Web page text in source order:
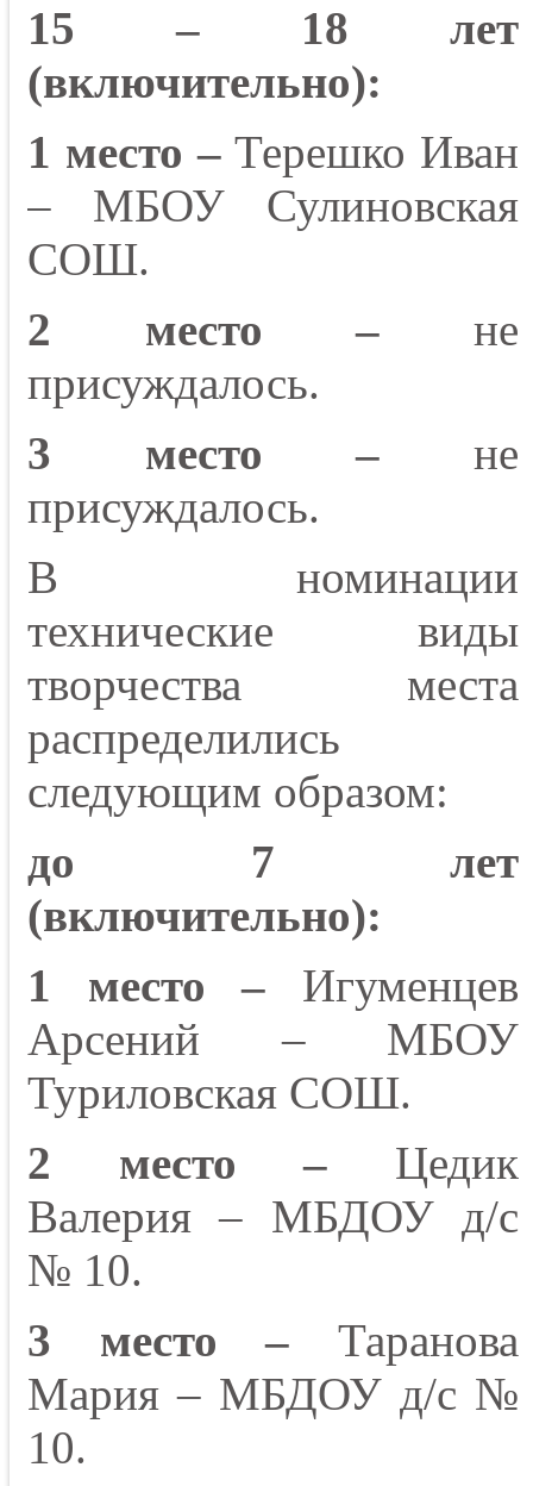
15 – 18 лет
(включительно):
1 место –Терешко Иван
– МБОУ Сулиновская
СОШ.
2 место – не
присуждалось.
3 место – не
присуждалось.
В номинации
технические виды
творчества места
распределились
следующим образом:
до 7 лет
(включительно):
1 место – Игуменцев
Арсений – МБОУ
Туриловская СОШ.
2 место – Цедик
Валерия – МБДОУ д/с
№ 10.
3 место – Таранова
Мария – МБДОУ д/с №
10.